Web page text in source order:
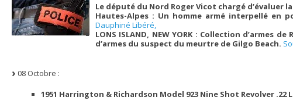
Le député du Nord Roger Vicot chargé d’évaluer
Hautes-Alpes : Un homme armé interpellé en
Dauphiné Libéré,
LONS ISLAND, NEW YORK : Collection
d’armes du suspect du meurtre de Gilgo Beach.
08 Octobre :
1951 Harrington & Richardson Model 923 Nine Shot Revolver .22